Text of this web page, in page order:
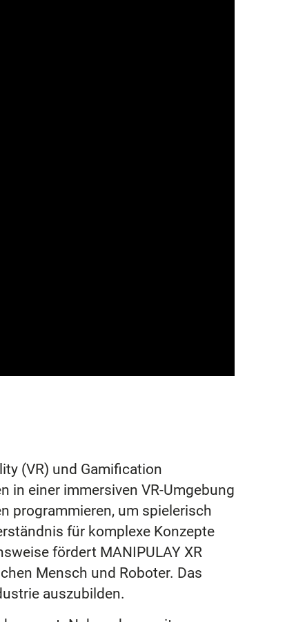
(VR) und Gamification
in einer immersiven VR-Umgebung
programmieren, um spielerisch
für komplexe Konzepte
fördert MANIPULAY XR
Mensch und Roboter. Das
auszubilden.